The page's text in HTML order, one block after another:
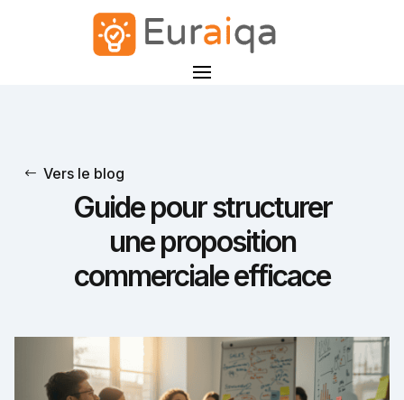
Vers le blog
Guide pour structurer
une proposition
commerciale efficace